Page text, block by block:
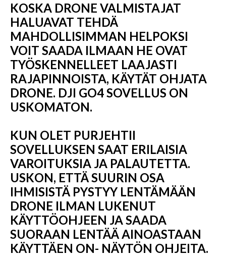
KOSKA DRONE VALMISTAJAT
HALUAVAT TEHDÄ
MAHDOLLISIMMAN HELPOKSI
VOIT SAADA ILMAAN HE OVAT
TYÖSKENNELLEET LAAJASTI
RAJAPINNOISTA, KÄYTÄT OHJATA
DRONE. DJI GO4 SOVELLUS ON
USKOMATON.
KUN OLET PURJEHTII
SOVELLUKSEN SAAT ERILAISIA ​​
VAROITUKSIA JA PALAUTETTA.
USKON, ETTÄ SUURIN OSA
IHMISISTÄ PYSTYY LENTÄMÄÄN
DRONE ILMAN LUKENUT
KÄYTTÖOHJEEN JA SAADA
SUORAAN LENTÄÄ AINOASTAAN ​​
KÄYTTÄEN ON- NÄYTÖN OHJEITA.